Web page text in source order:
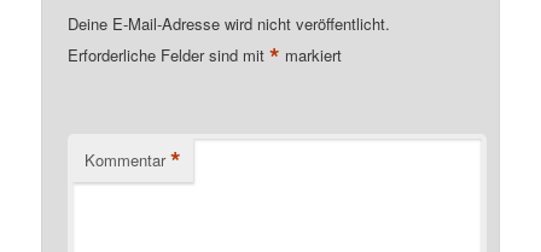
Deine E-Mail-Adresse wird nicht veröffentlicht.
Erforderliche Felder sind mit* markiert
Kommentar *